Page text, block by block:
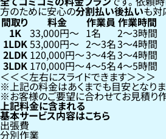
方のために安心の分割払い後払いも対
間取り 料金 作業員 作業時間
1K 33,000円〜 1名 2〜3時間
1LDK53,000円〜 2〜3名3〜4時間
2LDK 120,000円〜3〜4名3〜4時間
3LDK 170,000円〜4〜5名4〜5時間
左右にスライドできます
上記の料金はあくまでも目安となりま
お客様のご要望に合わせてお見積り
上記料金に含まれる
基本サービス内容はこちら
出張費
分別作業